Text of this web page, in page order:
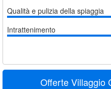
Qualità e pulizia della spiaggia
Intrattenimento
Offerte Villaggio